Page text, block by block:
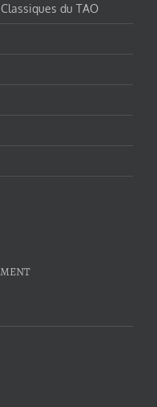
du TAO